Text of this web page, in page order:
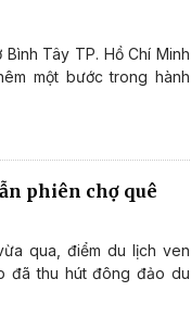
Tây TP. Hồ Chí Minh
một bước trong hành
phiên chợ quê
qua, điểm du lịch ven
đã thu hút đông đảo du